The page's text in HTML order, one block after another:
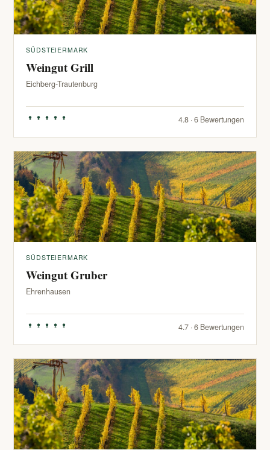
SÜDSTEIERMARK
Weingut Grill
Eichberg-Trautenburg
4.8 · 6 Bewertungen
SÜDSTEIERMARK
Weingut Gruber
Ehrenhausen
4.7 · 6 Bewertungen